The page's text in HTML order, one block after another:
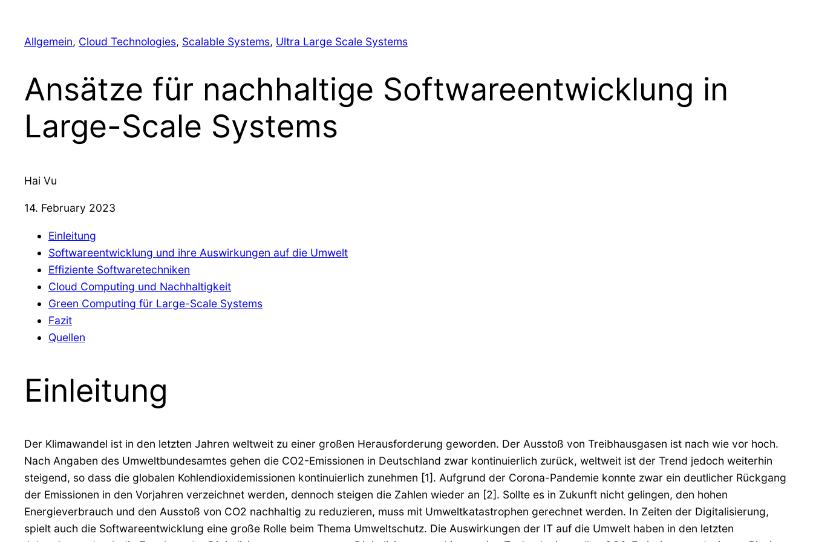
Allgemein, Cloud Technologies, Scalable Systems, Ultra Large Scale Systems
Ansätze für nachhaltige Softwareentwicklung in
Large-Scale Systems
Hai Vu
14. February 2023
Einleitung
Softwareentwicklung und ihre Auswirkungen auf die Umwelt
Effiziente Softwaretechniken
Cloud Computing und Nachhaltigkeit
Green Computing für Large-Scale Systems
Fazit
Quellen
Einleitung
Der Klimawandel ist in den letzten Jahren weltweit zu einer großen Herausforderung geworden. Der Ausstoß von Treibhausgasen ist nach wie vor hoch.
Nach Angaben des Umweltbundesamtes gehen die CO2-Emissionen in Deutschland zwar kontinuierlich zurück, weltweit ist der Trend jedoch weiterhin
steigend, so dass die globalen Kohlendioxidemissionen kontinuierlich zunehmen [1]. Aufgrund der Corona-Pandemie konnte zwar ein deutlicher Rückgang
der Emissionen in den Vorjahren verzeichnet werden, dennoch steigen die Zahlen wieder an [2]. Sollte es in Zukunft nicht gelingen, den hohen
Energieverbrauch und den Ausstoß von CO2 nachhaltig zu reduzieren, muss mit Umweltkatastrophen gerechnet werden. In Zeiten der Digitalisierung,
spielt auch die Softwareentwicklung eine große Rolle beim Thema Umweltschutz. Die Auswirkungen der IT auf die Umwelt haben in den letzten